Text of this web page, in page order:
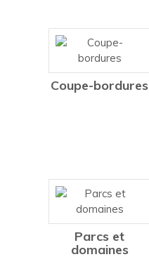
Coupe-bordures
Parcs et
domaines